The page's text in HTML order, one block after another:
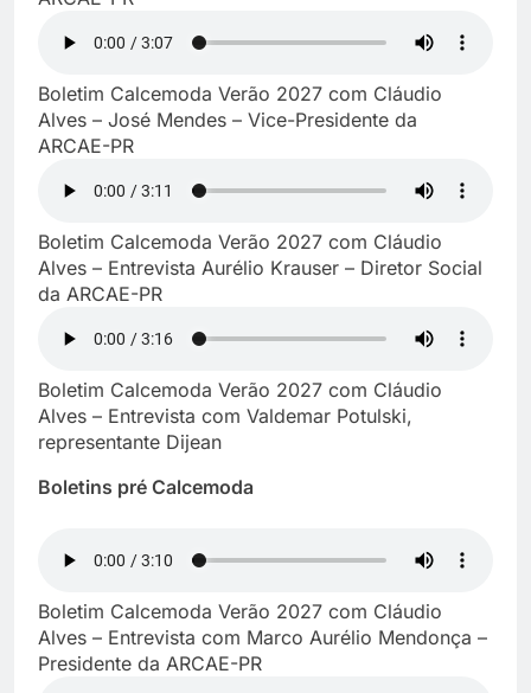
Boletim Calcemoda Verão 2027 com Cláudio
Alves – José Mendes – Vice-Presidente da
ARCAE-PR
Boletim Calcemoda Verão 2027 com Cláudio
Alves – Entrevista Aurélio Krauser – Diretor Social
da ARCAE-PR
Boletim Calcemoda Verão 2027 com Cláudio
Alves – Entrevista com Valdemar Potulski,
representante Dijean
Boletins pré Calcemoda
Boletim Calcemoda Verão 2027 com Cláudio
Alves – Entrevista com Marco Aurélio Mendonça –
Presidente da ARCAE-PR